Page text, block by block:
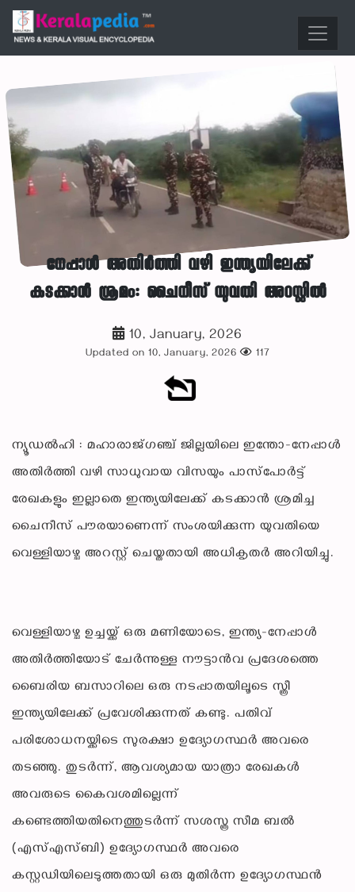
നേപ്പാൾ അതിർത്തി വഴി ഇന്ത്യയിലേക്ക്
കടക്കാൻ ശ്രമം: ചൈനീസ് യുവതി അറസ്റ്റിൽ
10, January, 2026
Updated on 10, January, 2026 117
ന്യൂഡൽഹി : മഹാരാജ്ഗഞ്ച് ജില്ലയിലെ ഇന്തോ-നേപ്പാൾ
അതിർത്തി വഴി സാധുവായ വിസയും പാസ്‌പോർട്ട്
രേഖകളും ഇല്ലാതെ ഇന്ത്യയിലേക്ക് കടക്കാൻ ശ്രമിച്ച
ചൈനീസ് പൗരയാണെന്ന് സംശയിക്കുന്ന യുവതിയെ
വെള്ളിയാഴ്ച അറസ്റ്റ് ചെയ്തതായി അധികൃതർ അറിയിച്ചു.
വെള്ളിയാഴ്ച ഉച്ചയ്ക്ക് ഒരു മണിയോടെ, ഇന്ത്യ-നേപ്പാൾ
അതിർത്തിയോട് ചേർന്നുള്ള നൗട്ടാൻവ പ്രദേശത്തെ
ബൈരിയ ബസാറിലെ ഒരു നടപ്പാതയിലൂടെ സ്ത്രീ
ഇന്ത്യയിലേക്ക് പ്രവേശിക്കുന്നത് കണ്ടു. പതിവ്
പരിശോധനയ്ക്കിടെ സുരക്ഷാ ഉദ്യോഗസ്ഥർ അവരെ
തടഞ്ഞു. തുടർന്ന്, ആവശ്യമായ യാത്രാ രേഖകൾ
അവരുടെ കൈവശമില്ലെന്ന്
കണ്ടെത്തിയതിനെത്തുടർന്ന് സശസ്ത്ര സീമ ബൽ
(എസ്എസ്ബി) ഉദ്യോഗസ്ഥർ അവരെ
കസ്റ്റഡിയിലെടുത്തതായി ഒരു മുതിർന്ന ഉദ്യോഗസ്ഥൻ